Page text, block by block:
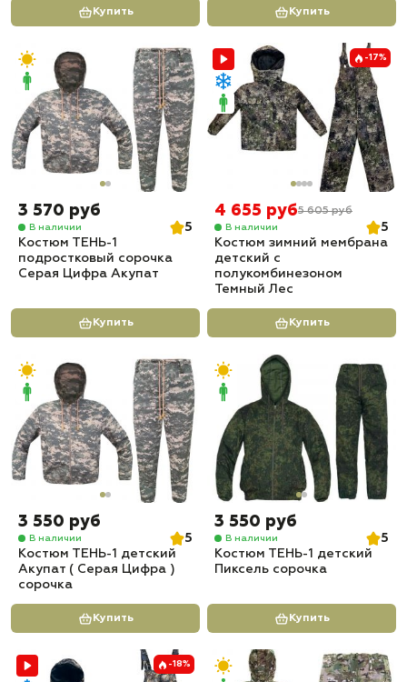
Купить Купить
3 570 руб
В наличии
5
Костюм ТЕНЬ-1
подростковый сорочка
Серая Цифра Акупат
Купить
-17%
4 655 руб5 605 руб
В наличии
5
Костюм зимний мембрана
детский с
полукомбинезоном
Темный Лес
Купить
3 550 руб
В наличии
5
Костюм ТЕНЬ-1 детский
Акупат ( Серая Цифра )
сорочка
Купить
3 550 руб
В наличии
5
Костюм ТЕНЬ-1 детский
Пиксель сорочка
Купить
-18%